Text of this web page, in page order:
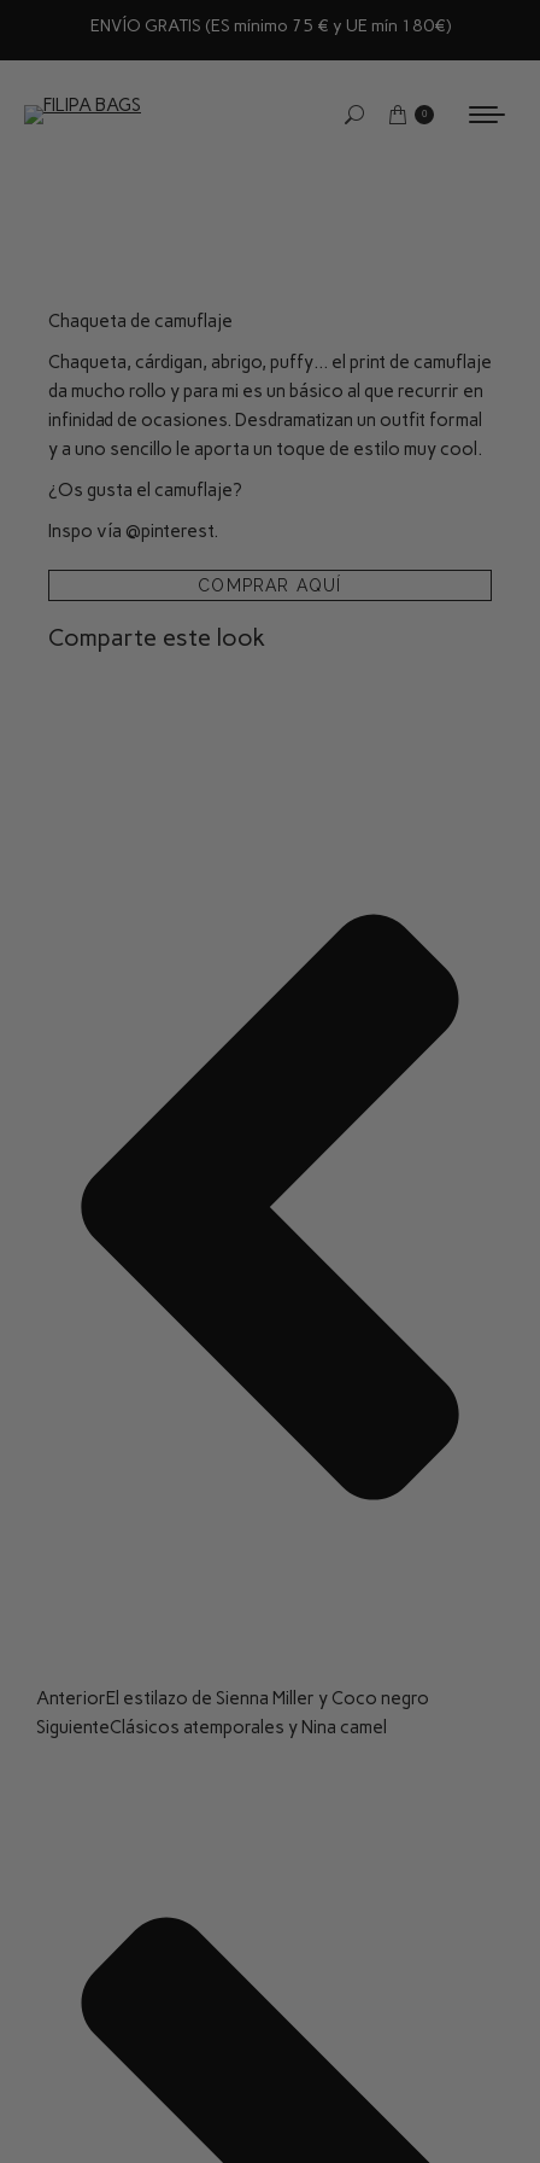
ENVÍO GRATIS (ES mínimo 75 € y UE mín 180€)
0
Chaqueta de camuflaje
Chaqueta, cárdigan, abrigo, puffy… el print de camuflaje
da mucho rollo y para mi es un básico al que recurrir en
infinidad de ocasiones. Desdramatizan un outfit formal
y a uno sencillo le aporta un toque de estilo muy cool.
¿Os gusta el camuflaje?
Inspo vía @pinterest.
COMPRAR AQUÍ
Comparte este look
AnteriorEl estilazo de Sienna Miller y Coco negro
SiguienteClásicos atemporales y Nina camel